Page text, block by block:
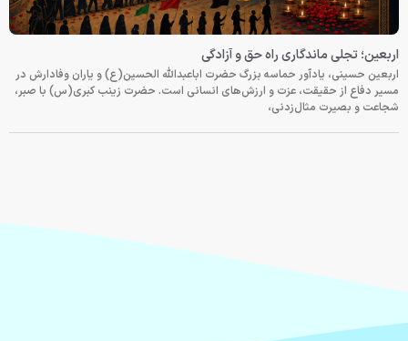
اربعین؛ تجلی ماندگاری راه حق و آزادگی
اربعین حسینی، یادآور حماسه بزرگ حضرت اباعبدالله الحسین(ع) و یاران وفادارش در
مسیر دفاع از حقیقت، عزت و ارزش‌های انسانی است. حضرت زینب کبری(س) با صبر،
شجاعت و بصیرت مثال‌زدنی،